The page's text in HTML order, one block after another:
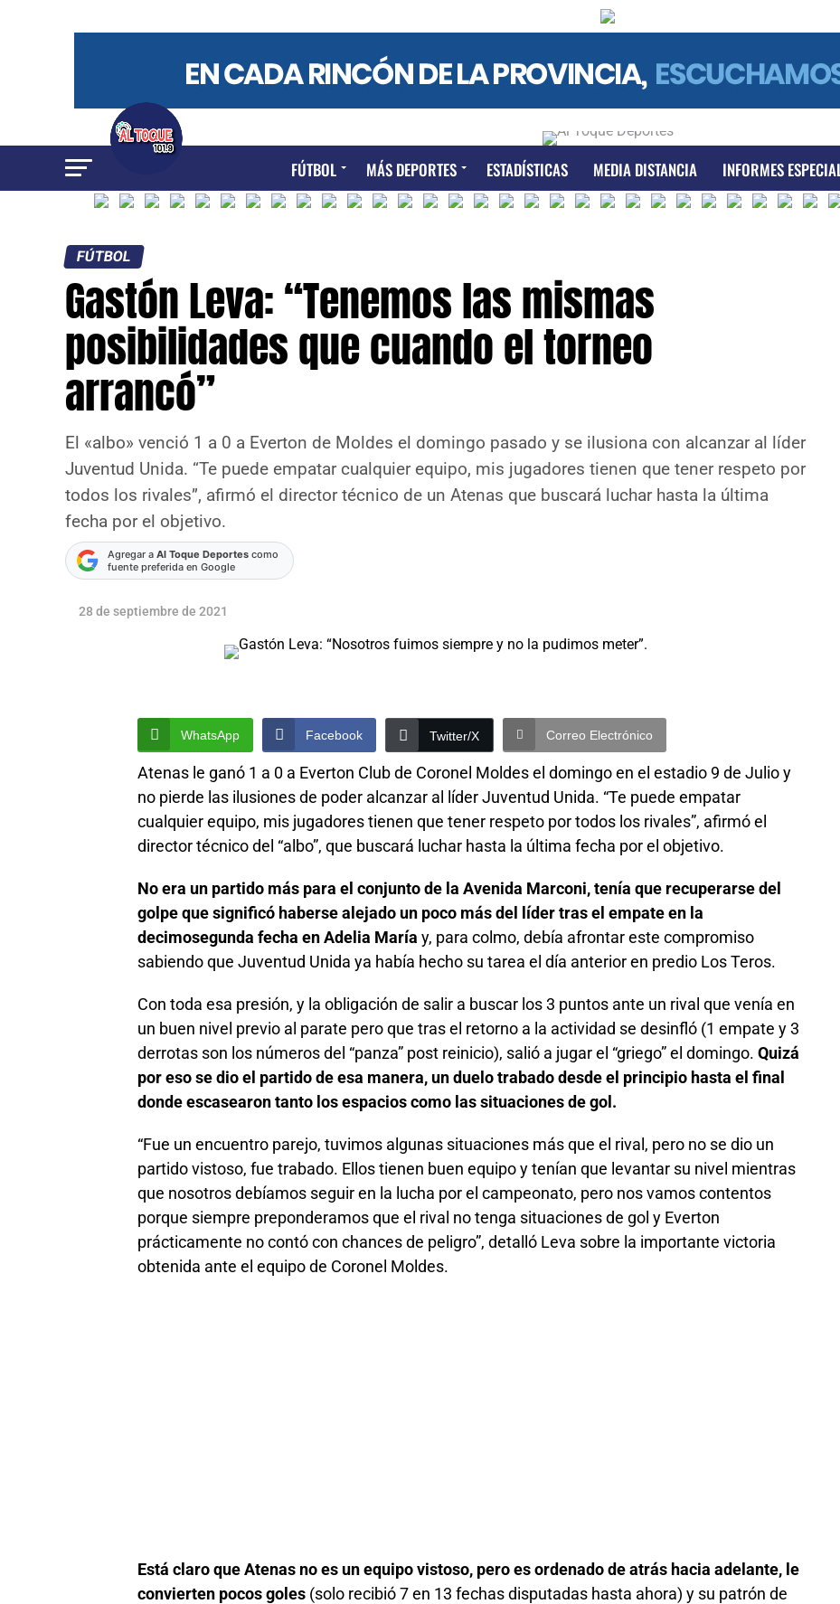
FÚTBOL MÁS DEPORTES ESTADÍSTICAS MEDIA DISTANCIA INFORMES
FÚTBOL
Gastón Leva: “Tenemos las mismas
posibilidades que cuando el torneo
arrancó”
El «albo» venció 1 a 0 a Everton de Moldes el domingo pasado y se ilusiona con alcanzar al líder
Juventud Unida. “Te puede empatar cualquier equipo, mis jugadores tienen que tener respeto por
todos los rivales”, afirmó el director técnico de un Atenas que buscará luchar hasta la última
fecha por el objetivo.
Agregar a Al Toque Deportes como
fuente preferida en Google
28 de septiembre de 2021
WhatsApp Facebook Twitter/X Correo Electrónico
Atenas le ganó 1 a 0 a Everton Club de Coronel Moldes el domingo en el estadio 9 de Julio y
no pierde las ilusiones de poder alcanzar al líder Juventud Unida. “Te puede empatar
cualquier equipo, mis jugadores tienen que tener respeto por todos los rivales”, afirmó el
director técnico del “albo”, que buscará luchar hasta la última fecha por el objetivo.
No era un partido más para el conjunto de la Avenida Marconi, tenía que recuperarse del
golpe que significó haberse alejado un poco más del líder tras el empate en la
decimosegunda fecha en Adelia María y, para colmo, debía afrontar este compromiso
sabiendo que Juventud Unida ya había hecho su tarea el día anterior en predio Los Teros.
Con toda esa presión, y la obligación de salir a buscar los 3 puntos ante un rival que venía en
un buen nivel previo al parate pero que tras el retorno a la actividad se desinfló (1 empate y 3
derrotas son los números del “panza” post reinicio), salió a jugar el “griego” el domingo. Quizá
por eso se dio el partido de esa manera, un duelo trabado desde el principio hasta el final
donde escasearon tanto los espacios como las situaciones de gol.
“Fue un encuentro parejo, tuvimos algunas situaciones más que el rival, pero no se dio un
partido vistoso, fue trabado. Ellos tienen buen equipo y tenían que levantar su nivel mientras
que nosotros debíamos seguir en la lucha por el campeonato, pero nos vamos contentos
porque siempre preponderamos que el rival no tenga situaciones de gol y Everton
prácticamente no contó con chances de peligro”, detalló Leva sobre la importante victoria
obtenida ante el equipo de Coronel Moldes.
Está claro que Atenas no es un equipo vistoso, pero es ordenado de atrás hacia adelante, le
convierten pocos goles (solo recibió 7 en 13 fechas disputadas hasta ahora) y su patrón de